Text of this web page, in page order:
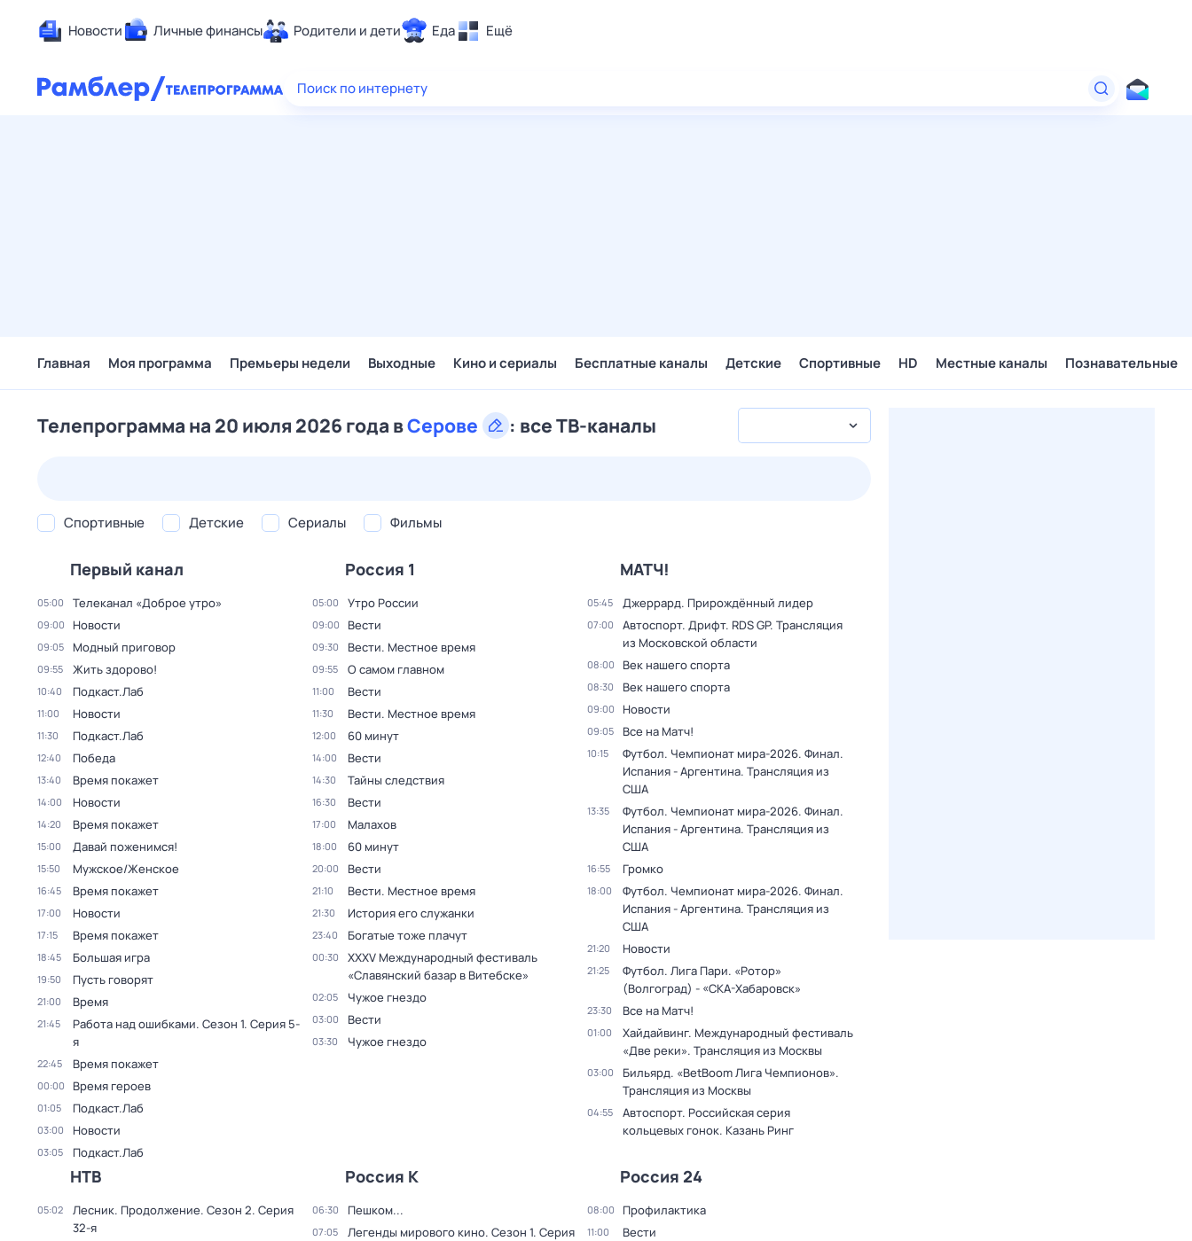
Новости Личные финансы Родители и дети Еда Ещё
Здоровье
Поиск по интернету
Главная Моя программа Премьеры недели Выходные Кино и сериалы Бесплатные каналы Детские Спортивные HD Местные каналы Познавательные
Телепрограмма на 20 июля 2026 года вСерове : все ТВ-каналы
Спортивные Детские Сериалы Фильмы
Первый канал
05:00 Телеканал «Доброе утро»
09:00 Новости
09:05 Модный приговор
09:55 Жить здорово!
10:40 Подкаст.Лаб
11:00 Новости
11:30 Подкаст.Лаб
12:40 Победа
13:40 Время покажет
14:00 Новости
14:20 Время покажет
15:00 Давай поженимся!
15:50 Мужское/Женское
16:45 Время покажет
17:00 Новости
17:15 Время покажет
18:45 Большая игра
19:50 Пусть говорят
21:00 Время
21:45 Работа над ошибками. Сезон 1. Серия 5-
я
22:45 Время покажет
00:00 Время героев
01:05 Подкаст.Лаб
03:00 Новости
03:05 Подкаст.Лаб
Россия 1
05:00 Утро России
09:00 Вести
09:30 Вести. Местное время
09:55 О самом главном
11:00 Вести
11:30 Вести. Местное время
12:00 60 минут
14:00 Вести
14:30 Тайны следствия
16:30 Вести
17:00 Малахов
18:00 60 минут
20:00 Вести
21:10 Вести. Местное время
21:30 История его служанки
23:40 Богатые тоже плачут
00:30
XXXV Международный фестиваль
«Славянский базар в Витебске»
02:05 Чужое гнездо
03:00 Вести
03:30 Чужое гнездо
МАТЧ!
05:45 Джеррард. Прирождённый лидер
07:00
Автоспорт. Дрифт. RDS GP. Трансляция
из Московской области
08:00 Век нашего спорта
08:30 Век нашего спорта
09:00 Новости
09:05 Все на Матч!
10:15
Футбол. Чемпионат мира-2026. Финал.
Испания - Аргентина. Трансляция из
США
13:35
Футбол. Чемпионат мира-2026. Финал.
Испания - Аргентина. Трансляция из
США
16:55 Громко
18:00
Футбол. Чемпионат мира-2026. Финал.
Испания - Аргентина. Трансляция из
США
21:20 Новости
21:25
Футбол. Лига Пари. «Ротор»
(Волгоград) - «СКА-Хабаровск»
23:30 Все на Матч!
01:00
Хайдайвинг. Международный фестиваль
«Две реки». Трансляция из Москвы
03:00
Бильярд. «BetBoom Лига Чемпионов».
Трансляция из Москвы
04:55
Автоспорт. Российская серия
кольцевых гонок. Казань Ринг
НТВ
05:02 Лесник. Продолжение. Сезон 2. Серия
32-я
Россия К
06:30 Пешком...
07:05 Легенды мирового кино. Сезон 1. Серия
Россия 24
08:00 Профилактика
11:00 Вести